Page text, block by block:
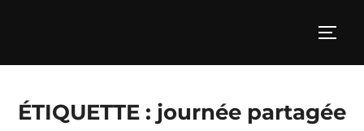
ÉTIQUETTE : journée partagée